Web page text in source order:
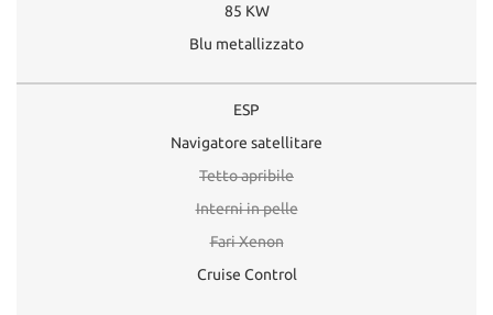
85 KW
Blu metallizzato
ESP
Navigatore satellitare
Tetto apribile
Interni in pelle
Fari Xenon
Cruise Control